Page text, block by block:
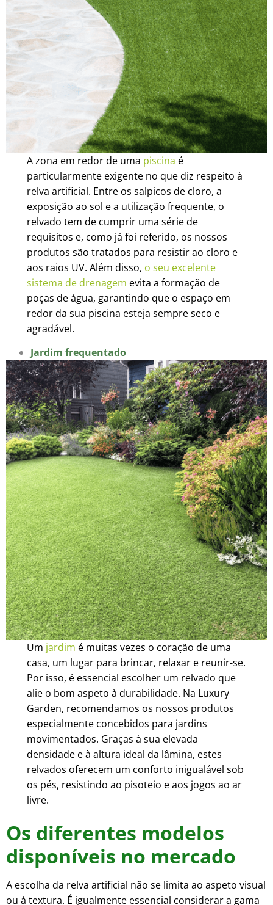
A zona em redor de uma piscina é
particularmente exigente no que diz respeito à
relva artificial. Entre os salpicos de cloro, a
exposição ao sol e a utilização frequente, o
relvado tem de cumprir uma série de
requisitos e, como já foi referido, os nossos
produtos são tratados para resistir ao cloro e
aos raios UV. Além disso, o seu excelente
sistema de drenagem evita a formação de
poças de água, garantindo que o espaço em
redor da sua piscina esteja sempre seco e
agradável.
Jardim frequentado
Um jardim é muitas vezes o coração de uma
casa, um lugar para brincar, relaxar e reunir-se.
Por isso, é essencial escolher um relvado que
alie o bom aspeto à durabilidade. Na Luxury
Garden, recomendamos os nossos produtos
especialmente concebidos para jardins
movimentados. Graças à sua elevada
densidade e à altura ideal da lâmina, estes
relvados oferecem um conforto inigualável sob
os pés, resistindo ao pisoteio e aos jogos ao ar
livre.
Os diferentes modelos
disponíveis no mercado
A escolha da relva artificial não se limita ao aspeto visual
ou à textura. É igualmente essencial considerar a gama